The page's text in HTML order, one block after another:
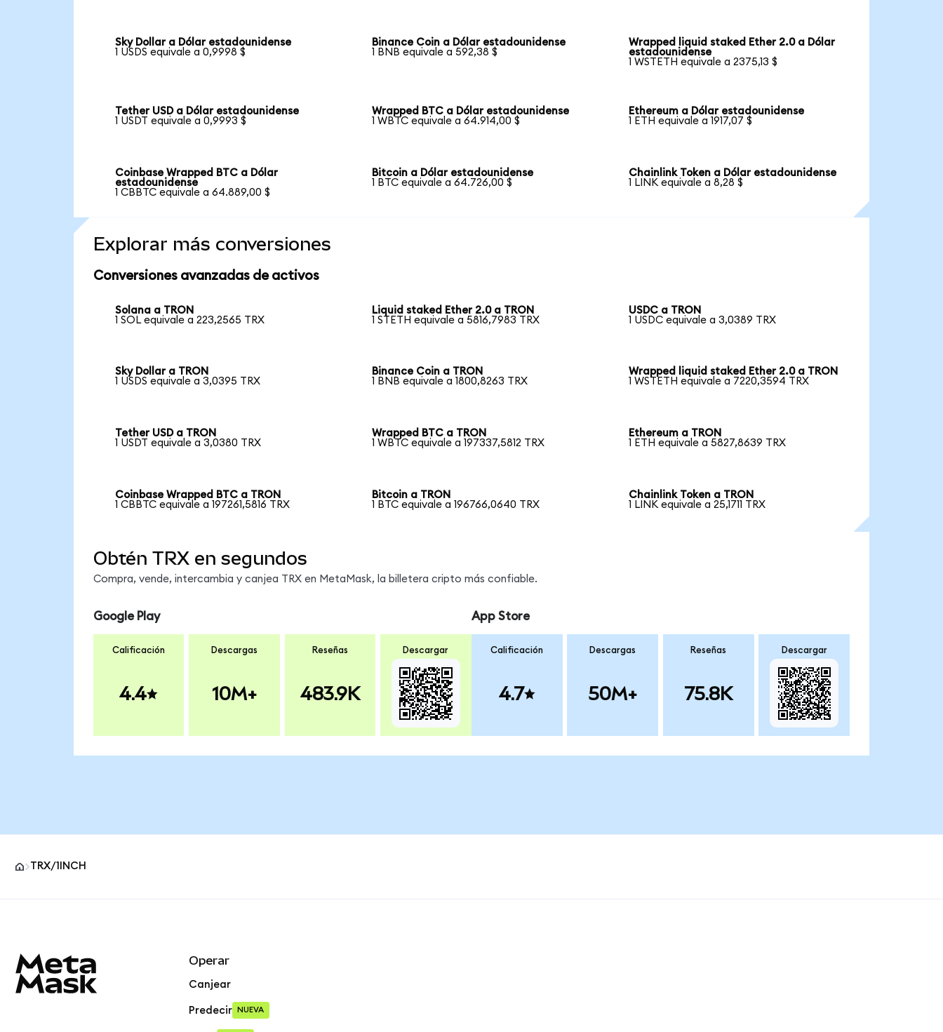
Sky Dollar a Dólar estadounidense
1 USDS equivale a 0,9998 $
Binance Coin a Dólar estadounidense
1 BNB equivale a 592,38 $
Wrapped liquid staked Ether 2.0 a Dólar
estadounidense
1 WSTETH equivale a 2375,13 $
Tether USD a Dólar estadounidense
1 USDT equivale a 0,9993 $
Wrapped BTC a Dólar estadounidense
1 WBTC equivale a 64.914,00 $
Ethereum a Dólar estadounidense
1 ETH equivale a 1917,07 $
Coinbase Wrapped BTC a Dólar
estadounidense
1 CBBTC equivale a 64.889,00 $
Bitcoin a Dólar estadounidense
1 BTC equivale a 64.726,00 $
Chainlink Token a Dólar estadounidense
1 LINK equivale a 8,28 $
Explorar más conversiones
Conversiones avanzadas de activos
Solana a TRON
1 SOL equivale a 223,2565 TRX
Liquid staked Ether 2.0 a TRON
1 STETH equivale a 5816,7983 TRX
USDC a TRON
1 USDC equivale a 3,0389 TRX
Sky Dollar a TRON
1 USDS equivale a 3,0395 TRX
Binance Coin a TRON
1 BNB equivale a 1800,8263 TRX
Wrapped liquid staked Ether 2.0 a TRON
1 WSTETH equivale a 7220,3594 TRX
Tether USD a TRON
1 USDT equivale a 3,0380 TRX
Wrapped BTC a TRON
1 WBTC equivale a 197337,5812 TRX
Ethereum a TRON
1 ETH equivale a 5827,8639 TRX
Coinbase Wrapped BTC a TRON
1 CBBTC equivale a 197261,5816 TRX
Bitcoin a TRON
1 BTC equivale a 196766,0640 TRX
Chainlink Token a TRON
1 LINK equivale a 25,1711 TRX
Obtén TRX en segundos
Compra, vende, intercambia y canjea TRX en MetaMask, la billetera cripto más confiable.
Google Play
Calificación
4.4
Descargas
10M+
Reseñas
483.9K
Descargar
App Store
Calificación
4.7
Descargas
50M+
Reseñas
75.8K
Descargar
TRX/1INCH
Operar
Canjear
Predecir NUEVA